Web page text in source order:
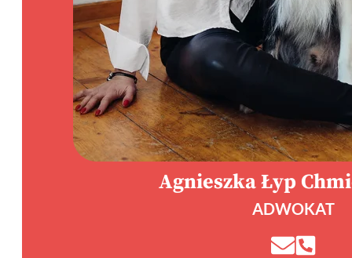
Agnieszka Łyp
ADWOKAT